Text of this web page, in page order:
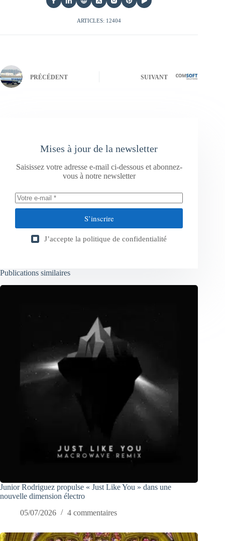
ARTICLES: 12404
PRÉCÉDENT SUIVANT
Mises à jour de la newsletter
Saisissez votre adresse e-mail ci-dessous et abonnez-
vous à notre newsletter
S’inscrire
J’accepte la politique de confidentialité
Publications similaires
Junior Rodriguez propulse « Just Like You » dans une
nouvelle dimension électro
05/07/2026
4 commentaires